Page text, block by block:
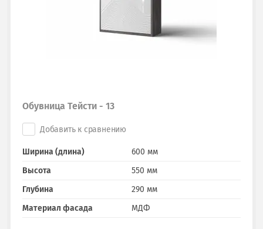
Обувница Тейсти - 13
Добавить к сравнению
Ширина (длина)
600 мм
Высота
550 мм
Глубина
290 мм
Материал фасада
МДФ